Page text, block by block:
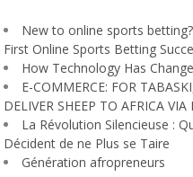
New to online sports
First Online Sports Betting
How Technology Has
E-COMMERCE: FOR
DELIVER SHEEP TO AFRICA VIA
La Révolution Silencieuse :
Décident de ne Plus se Taire
Génération afropreneurs